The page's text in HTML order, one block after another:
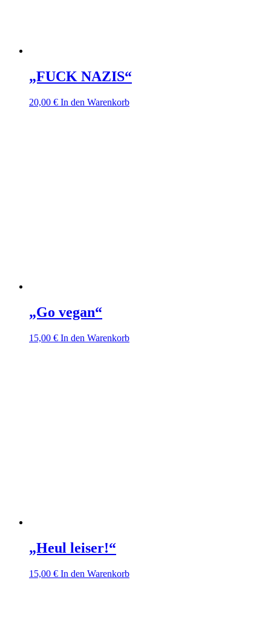
„FUCK NAZIS“
20,00 € In den Warenkorb
„Go vegan“
15,00 € In den Warenkorb
„Heul leiser!“
15,00 € In den Warenkorb